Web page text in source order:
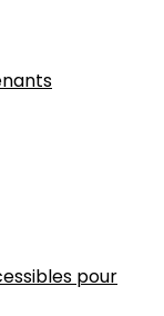
pour